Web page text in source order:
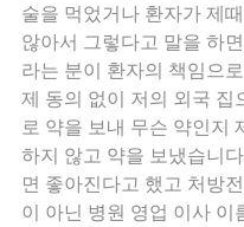
술을 먹었거나 환자가 제
않아서 그렇다고 말을 하
라는 분이 환자의 책임으
제 동의 없이 저의 외국 집
로 약을 보내 무슨 약인지
하지 않고 약을 보냈습니
면 좋아진다고 했고 처방
이 아닌 병원 영업 이사 이